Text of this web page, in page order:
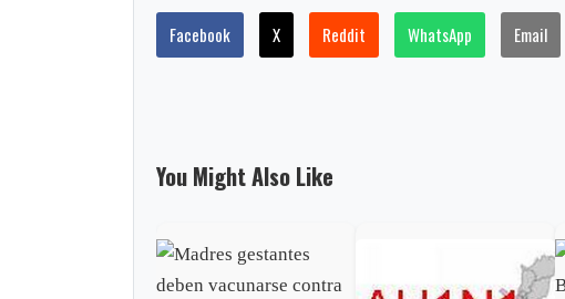
Facebook X Reddit WhatsApp Email
You Might Also Like